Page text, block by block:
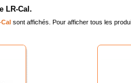
LR-Cal.
sont affichés. Pour afficher tous les